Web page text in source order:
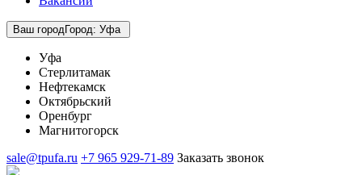
Ваш городГород: Уфа
Уфа
Стерлитамак
Нефтекамск
Октябрьский
Оренбург
Магнитогорск
sale@tpufa.ru +7 965 929-71-89 Заказать звонок